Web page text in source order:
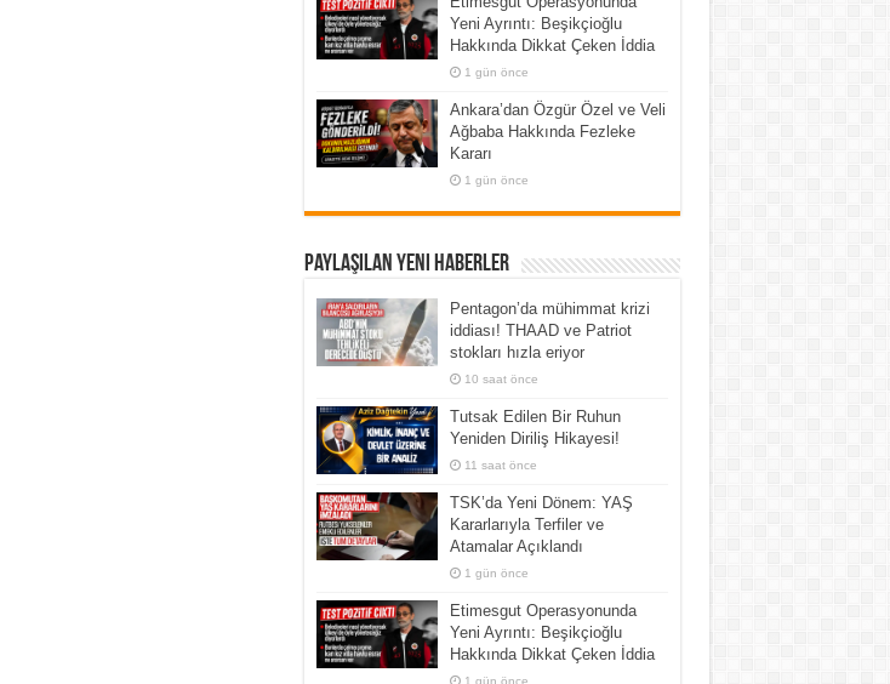
Yeni Ayrıntı: Beşikçioğlu
Hakkında Dikkat Çeken İddia
1 gün önce
Ankara’dan Özgür Özel ve Veli
Ağbaba Hakkında Fezleke
Kararı
1 gün önce
Paylaşılan Yeni Haberler
Pentagon’da mühimmat krizi
iddiası! THAAD ve Patriot
stokları hızla eriyor
10 saat önce
Tutsak Edilen Bir Ruhun
Yeniden Diriliş Hikayesi!
11 saat önce
TSK’da Yeni Dönem: YAŞ
Kararlarıyla Terfiler ve
Atamalar Açıklandı
1 gün önce
Etimesgut Operasyonunda
Yeni Ayrıntı: Beşikçioğlu
Hakkında Dikkat Çeken İddia
1 gün önce